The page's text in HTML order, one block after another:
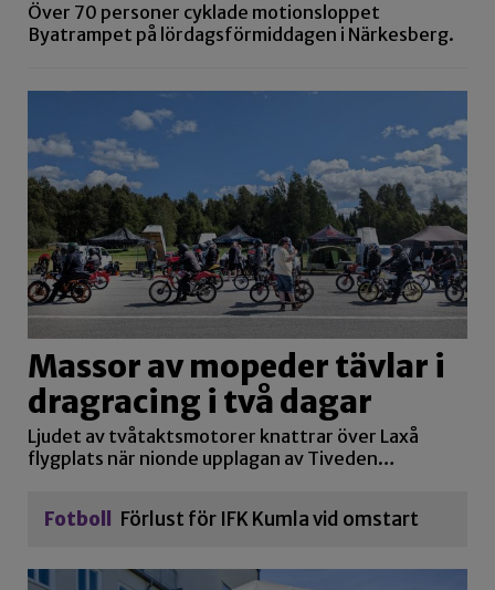
Över 70 personer cyklade motionsloppet
Byatrampet på lördagsförmiddagen i Närkesberg.
Massor av mopeder tävlar i
dragracing i två dagar
Ljudet av tvåtaktsmotorer knattrar över Laxå
flygplats när nionde upplagan av Tiveden…
Fotboll Förlust för IFK Kumla vid omstart